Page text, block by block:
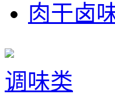
肉干卤
调味类